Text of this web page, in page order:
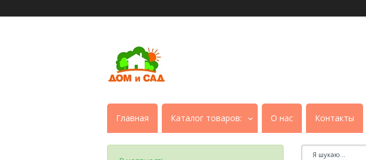
Главная Каталог товаров: О нас Контакты